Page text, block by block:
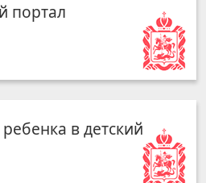
портал
в детский